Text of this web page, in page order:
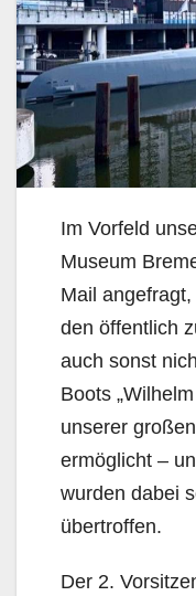
Im Vorfeld
Museum
Mail
den öffentlich
auch sonst
Boots
unserer
ermöglicht –
wurden dabei
übertroffen.
Der 2.